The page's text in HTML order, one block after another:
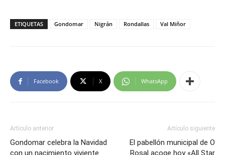
ETIQUETAS Gondomar Nigrán Rondallas Val Miñor
Facebook X WhatsApp
Artículo anterior
Gondomar celebra la Navidad
con un nacimiento viviente
Artículo siguiente
El pabellón municipal de O
Rosal acoge hoy «All Star